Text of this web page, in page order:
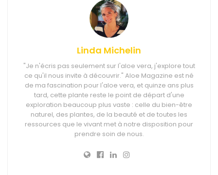
Linda Michelin
"Je n'écris pas seulement sur l'aloe vera, j'explore tout
ce qu'il nous invite à découvrir." Aloe Magazine est né
de ma fascination pour l'aloe vera, et quinze ans plus
tard, cette plante reste le point de départ d'une
exploration beaucoup plus vaste : celle du bien-être
naturel, des plantes, de la beauté et de toutes les
ressources que le vivant met à notre disposition pour
prendre soin de nous.